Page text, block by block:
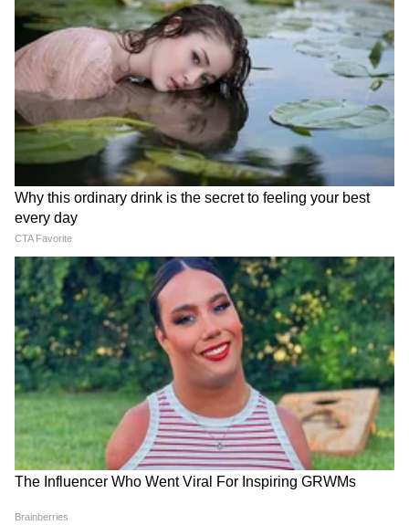
3
4
Our Own
118 हून अधिक स्मार्ट फीचर्स
ही स्कूटर ताशी 82 किलोमीटरच्या टॉप स्पीडने धावते.
फक्त 4.3 सेकंदात ती 0 ते 40 किमी प्रतितास वेग
पकडते. पुढच्या चाकाला डिस्क ब्रेक आणि मागच्या
चाकाला ड्रम ब्रेक असून यात 'रिजनरेटिव्ह ब्रेकिंग'
सिस्टीमही आहे. स्कूटरमध्ये 17.78 सेमीचा TFT डिस्प्ले,
जॉयस्टिक कंट्रोल, नेव्हिगेशन, कॉल/एसएमएस अलर्ट,
अँटी-थेफ्ट, क्रॅश अलर्ट यांसारखी 118 हून अधिक स्मार्ट
फीचर्स आहेत. व्हॉईस कमांडसाठी 'Alexa' सपोर्ट आणि
रिव्हर्स मोडही दिला आहे.